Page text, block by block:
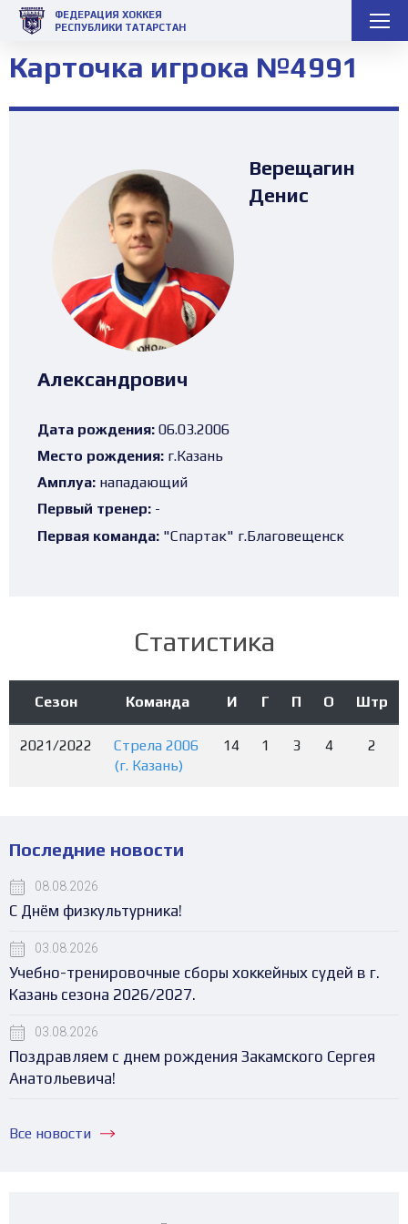
ФЕДЕРАЦИЯ ХОККЕЯ
РЕСПУБЛИКИ ТАТАРСТАН
Карточка игрока №4991
Верещагин
Денис
Александрович
Дата рождения: 06.03.2006
Место рождения: г.Казань
Амплуа: нападающий
Первый тренер: -
Первая команда: "Спартак" г.Благовещенск
Статистика
Сезон Команда И Г П О Штр
2021/2022
Стрела 2006
(г. Казань)
14 1 3 4 2
Последние новости
08.08.2026
С Днём физкультурника!
03.08.2026
Учебно-тренировочные сборы хоккейных судей в г.
Казань сезона 2026/2027.
03.08.2026
Поздравляем с днем рождения Закамского Сергея
Анатольевича!
Все новости